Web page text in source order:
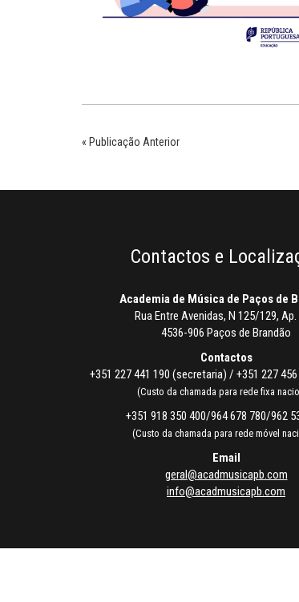
« Publicação Anterior
Contactos e
Academia de Música de Paços de
Rua Entre Avenidas, N 125/129, Ap.
4536-906 Paços de Brandão
Contactos
+351 227 441 190 (secretaria) / +351 227
(Custo da chamada para rede fixa
+351 918 350 400/964 678 780/962
(Custo da chamada para rede móvel
Email
geral@acadmusicapb.com
info@acadmusicapb.com